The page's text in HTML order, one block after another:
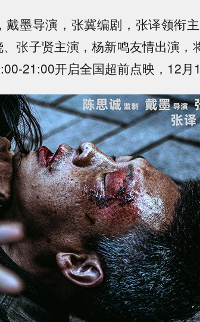
墨导演，张冀编剧，张译领衔主
张子贤主演，杨新鸣友情出演，
21:00开启全国超前点映，12月